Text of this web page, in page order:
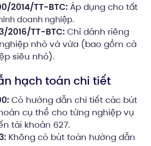
2014/TT-BTC: Áp dụng cho tất
doanh nghiệp.
2016/TT-BTC: Chỉ dành riêng
nhỏ và vừa (bao gồm cả
siêu nhỏ).
hạch toán chi tiết
Có hướng dẫn chi tiết các bút
cụ thể cho từng nghiệp vụ
tài khoản 627.
Không có bút toán hướng dẫn